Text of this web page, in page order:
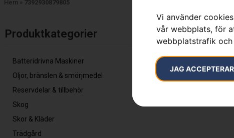
Vi använder
vår webbplats, för
webbplatstrafik
JAG ACCEPTERAR
Hem » 7392930879805
Produktkategorier​
Batteridrivna Maskiner
Oljor, bränslen & smörjmedel
Reservdelar & tillbehör
Skog
Skor & Kläder
Trädgård
Inga resultat.